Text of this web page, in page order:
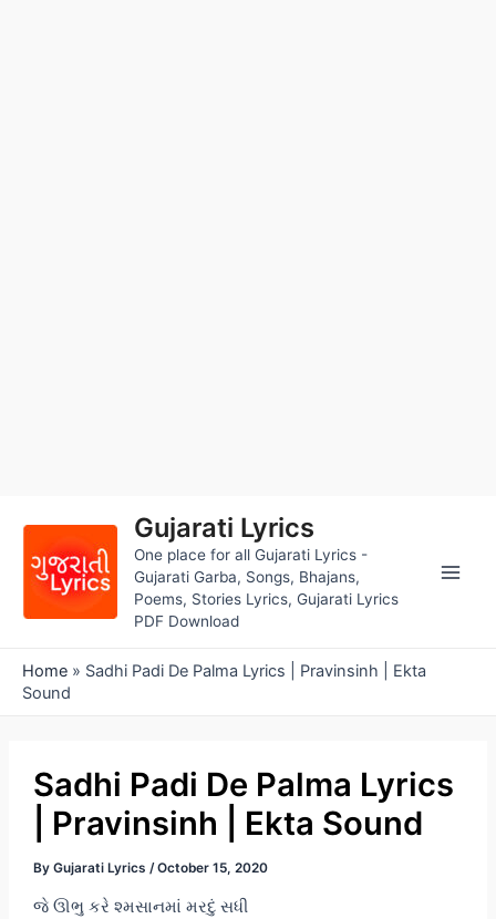
content
Gujarati Lyrics
One place for all Gujarati Lyrics -
Gujarati Garba, Songs, Bhajans,
Poems, Stories Lyrics, Gujarati Lyrics
PDF Download
Home » Sadhi Padi De Palma Lyrics | Pravinsinh | Ekta
Sound
Sadhi Padi De Palma Lyrics
| Pravinsinh | Ekta Sound
By Gujarati Lyrics /October 15, 2020
જે ઊભુ કરે શ્મસાનમાં મરદું સધી